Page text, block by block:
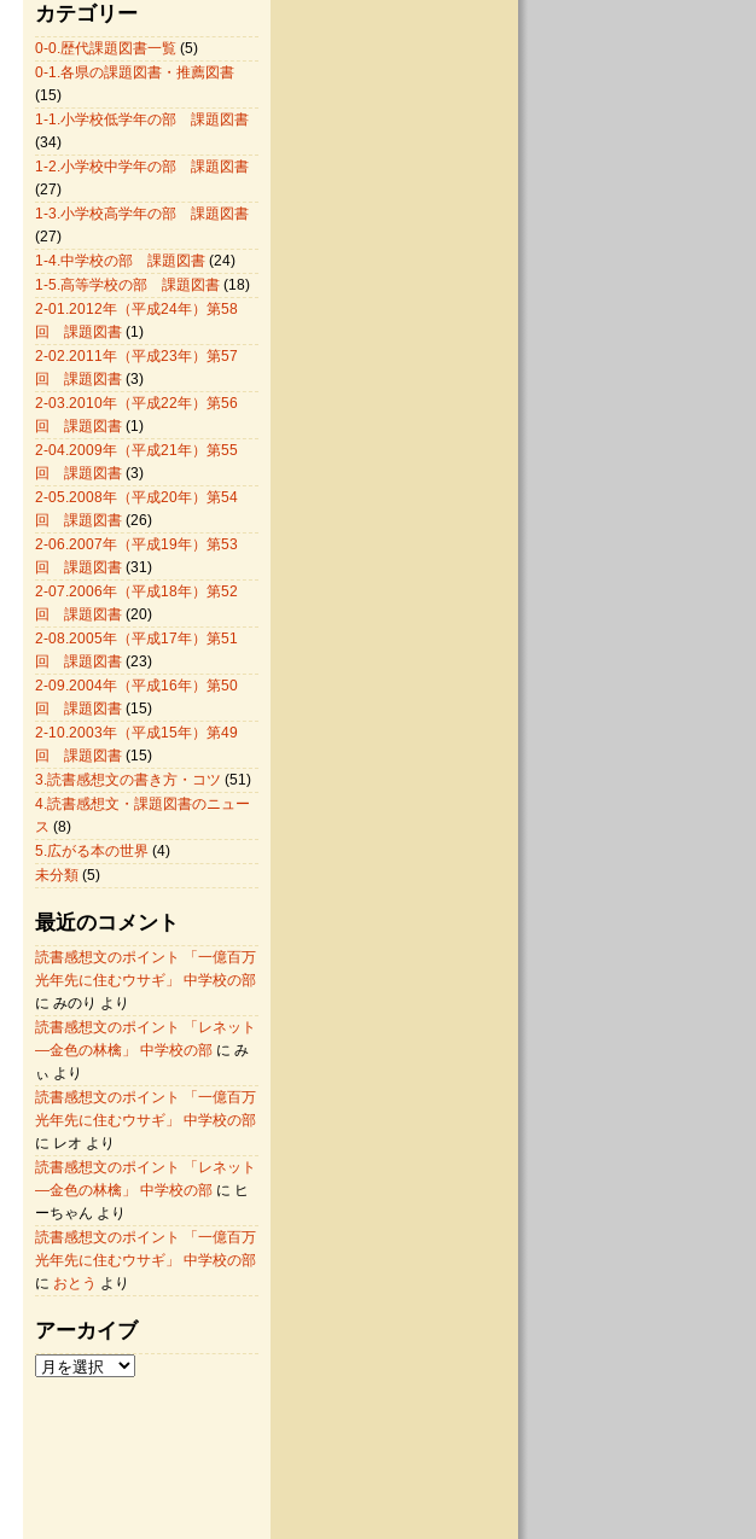
カテゴリー
0-0.歴代課題図書一覧 (5)
0-1.各県の課題図書・推薦図書
(15)
1-1.小学校低学年の部 課題図書
(34)
1-2.小学校中学年の部 課題図書
(27)
1-3.小学校高学年の部 課題図書
(27)
1-4.中学校の部 課題図書 (24)
1-5.高等学校の部 課題図書 (18)
2-01.2012年（平成24年）第58
回 課題図書 (1)
2-02.2011年（平成23年）第57
回 課題図書 (3)
2-03.2010年（平成22年）第56
回 課題図書 (1)
2-04.2009年（平成21年）第55
回 課題図書 (3)
2-05.2008年（平成20年）第54
回 課題図書 (26)
2-06.2007年（平成19年）第53
回 課題図書 (31)
2-07.2006年（平成18年）第52
回 課題図書 (20)
2-08.2005年（平成17年）第51
回 課題図書 (23)
2-09.2004年（平成16年）第50
回 課題図書 (15)
2-10.2003年（平成15年）第49
回 課題図書 (15)
3.読書感想文の書き方・コツ (51)
4.読書感想文・課題図書のニュー
ス (8)
5.広がる本の世界 (4)
未分類 (5)
最近のコメント
読書感想文のポイント 「一億百万
光年先に住むウサギ」 中学校の部
に みのり より
読書感想文のポイント 「レネット
―金色の林檎」 中学校の部 に み
ぃ より
読書感想文のポイント 「一億百万
光年先に住むウサギ」 中学校の部
に レオ より
読書感想文のポイント 「レネット
―金色の林檎」 中学校の部 に ヒ
ーちゃん より
読書感想文のポイント 「一億百万
光年先に住むウサギ」 中学校の部
に おとう より
アーカイブ